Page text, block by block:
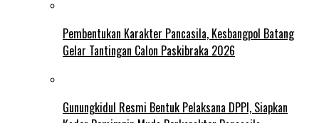
Pembentukan Karakter Pancasila, Kesbangpol Batang
Gelar Tantingan Calon Paskibraka 2026
Gunungkidul Resmi Bentuk Pelaksana DPPI, Siapkan